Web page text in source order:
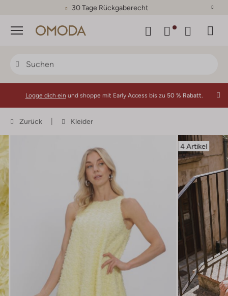
30 Tage Rückgaberecht
Menü
Logge dich ein und shoppe mit Early Access bis zu 50 % Rabatt.
Zurück Kleider
4 Artikel